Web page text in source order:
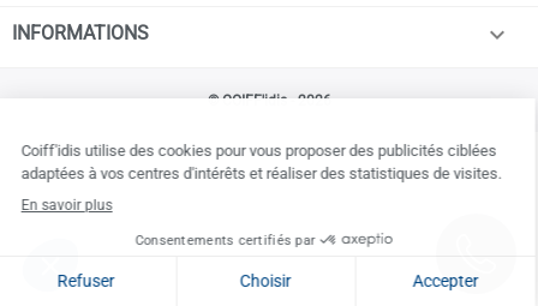
INFORMATIONS 
© COIFF'idis - 2026